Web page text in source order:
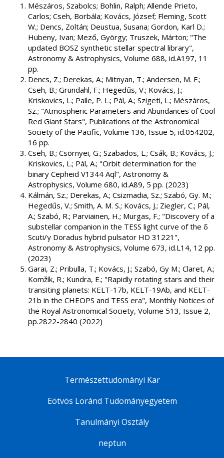
Mészáros, Szabolcs; Bohlin, Ralph; Allende Prieto,
Carlos; Cseh, Borbála; Kovács, József; Fleming, Scott
W.; Dencs, Zoltán; Deustua, Susana; Gordon, Karl D.;
Hubeny, Ivan; Mező, György; Truszek, Márton; "The
updated BOSZ synthetic stellar spectral library",
Astronomy & Astrophysics, Volume 688, id.A197, 11
pp.
Dencs, Z.; Derekas, A.; Mitnyan, T.; Andersen, M. F.;
Cseh, B.; Grundahl, F.; Hegedűs, V.; Kovács, J.;
Kriskovics, L.; Palle, P. L.; Pál, A.; Szigeti, L.; Mészáros,
Sz.; "Atmospheric Parameters and Abundances of Cool
Red Giant Stars", Publications of the Astronomical
Society of the Pacific, Volume 136, Issue 5, id.054202,
16 pp.
Cseh, B.; Csörnyei, G.; Szabados, L.; Csák, B.; Kovács, J.;
Kriskovics, L.; Pál, A.; "Orbit determination for the
binary Cepheid V1344 Aql", Astronomy &
Astrophysics, Volume 680, id.A89, 5 pp. (2023)
Kálmán, Sz.; Derekas, A.; Csizmadia, Sz.; Szabó, Gy. M.;
Hegedűs, V.; Smith, A. M. S.; Kovács, J.; Ziegler, C.; Pál,
A.; Szabó, R.; Parviainen, H.; Murgas, F.; "Discovery of a
substellar companion in the TESS light curve of the δ
Scuti/γ Doradus hybrid pulsator HD 31221",
Astronomy & Astrophysics, Volume 673, id.L14, 12 pp.
(2023)
Garai, Z.; Pribulla, T.; Kovács, J.; Szabó, Gy M.; Claret, A.;
Komžík, R.; Kundra, E.; "Rapidly rotating stars and their
transiting planets: KELT-17b, KELT-19Ab, and KELT-
21b in the CHEOPS and TESS era", Monthly Notices of
the Royal Astronomical Society, Volume 513, Issue 2,
pp.2822-2840 (2022)
Természettudományi Kar
Eötvös Loránd Tudományegyetem
Tanulmányi Osztály
neptun